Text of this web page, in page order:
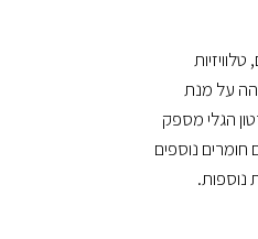
על מנת
הגלי מספק
נוספים
נוספות.